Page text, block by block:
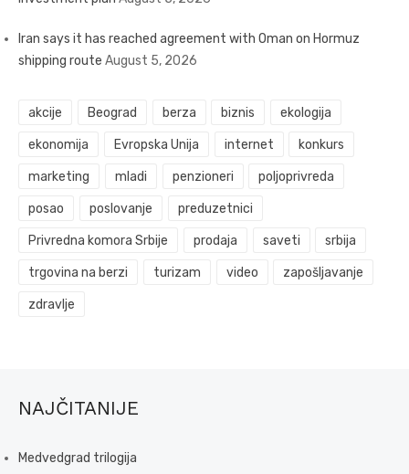
Iran says it has reached agreement with Oman on Hormuz
shipping route August 5, 2026
akcije Beograd berza biznis ekologija
ekonomija Evropska Unija internet konkurs
marketing mladi penzioneri poljoprivreda
posao poslovanje preduzetnici
Privredna komora Srbije prodaja saveti srbija
trgovina na berzi turizam video zapošljavanje
zdravlje
NAJČITANIJE
Medvedgrad trilogija